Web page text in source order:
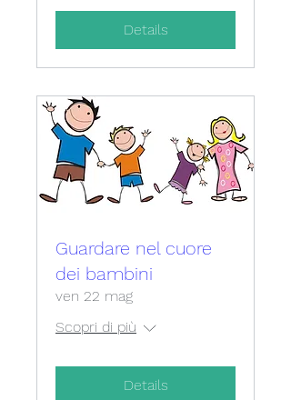
Details
Guardare nel cuore
dei bambini
ven 22 mag
Scopri di più
Details